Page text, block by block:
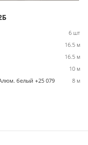
6 шт
16.5 м
16.5 м
10 м
белый +25 079
8 м